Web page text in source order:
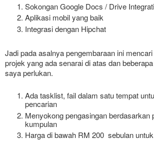
Sokongan Google Docs / Drive
Aplikasi mobil yang baik
Integrasi dengan Hipchat
Jadi pada asalnya pengembaraan ini
projek yang ada senarai di atas dan
saya perlukan.
Ada tasklist, fail dalam satu tempat
pencarian
Menyokong pengasingan berdasarkan
kumpulan
Harga di bawah RM 200  sebulan